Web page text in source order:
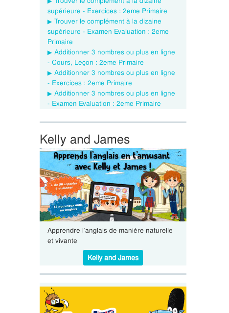
supérieure - Exercices : 2eme Primaire
Trouver le complément à la dizaine
supérieure - Examen Evaluation : 2eme
Primaire
Additionner 3 nombres ou plus en ligne
- Cours, Leçon : 2eme Primaire
Additionner 3 nombres ou plus en ligne
- Exercices : 2eme Primaire
Additionner 3 nombres ou plus en ligne
- Examen Evaluation : 2eme Primaire
Kelly and James
Apprendre l’anglais de manière naturelle
et vivante
Kelly and James